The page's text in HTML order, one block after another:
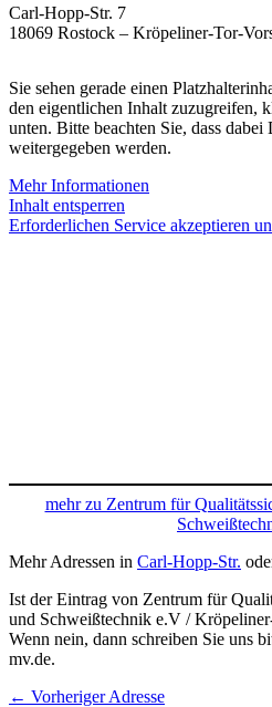
Carl-Hopp-Str. 7
18069 Rostock – Kröpeliner-Tor-
Sie sehen gerade einen
den eigentlichen Inhalt zuzugreifen,
unten. Bitte beachten Sie, dass
weitergegeben werden.
Mehr Informationen
Inhalt entsperren
Erforderlichen Service akzeptieren
mehr zu Zentrum für
Mehr Adressen in Carl-Hopp-Str.
Ist der Eintrag von Zentrum für
und Schweißtechnik e.V /
Wenn nein, dann schreiben Sie uns
mv.de.
← Vorheriger Adresse